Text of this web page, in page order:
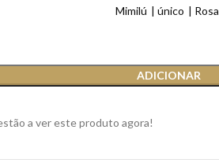
Mimilú único Rosa
ADICIONAR
a ver este produto agora!